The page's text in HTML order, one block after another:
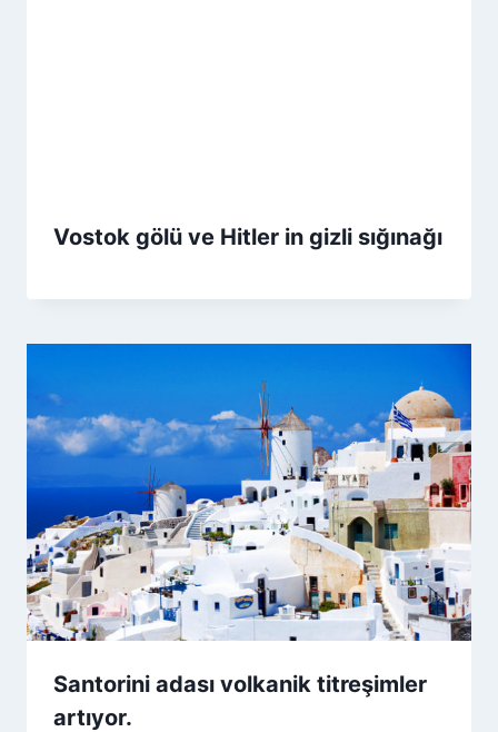
Vostok gölü ve Hitler in gizli sığınağı
Santorini adası volkanik titreşimler
artıyor.